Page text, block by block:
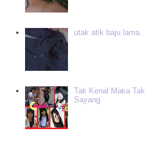
utak atik baju lama..
Tak Kenal Maka Tak
Sayang